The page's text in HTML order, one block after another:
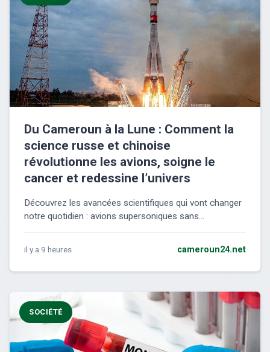
Du Cameroun à la Lune : Comment la
science russe et chinoise
révolutionne les avions, soigne le
cancer et redessine l’univers
Découvrez les avancées scientifiques qui vont changer
notre quotidien : avions supersoniques sans...
il y a 9 heures cameroun24.net
SOCIÉTÉ